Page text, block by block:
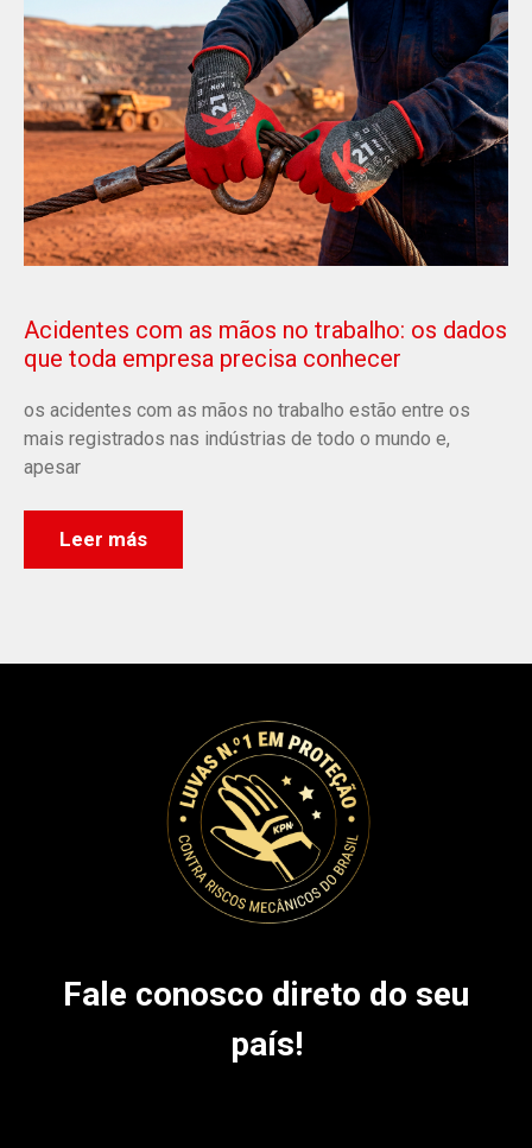
Acidentes com as mãos no trabalho: os dados
que toda empresa precisa conhecer
os acidentes com as mãos no trabalho estão entre os
mais registrados nas indústrias de todo o mundo e,
apesar
Leer más
Fale conosco direto do seu
país!